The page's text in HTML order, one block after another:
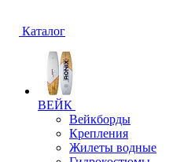
Каталог
ВЕЙК
Вейкборды
Крепления
Жилеты водные